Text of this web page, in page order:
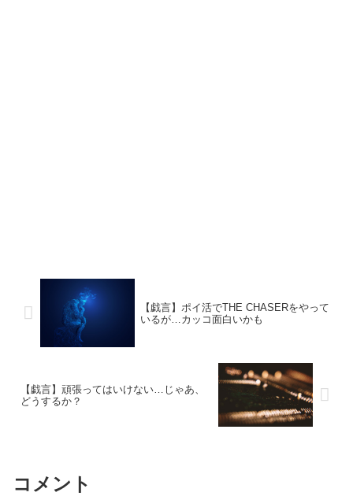
【戯言】ポイ活でTHE CHASERをやって
いるが…カッコ面白いかも
【戯言】頑張ってはいけない…じゃあ、
どうするか？
コメント